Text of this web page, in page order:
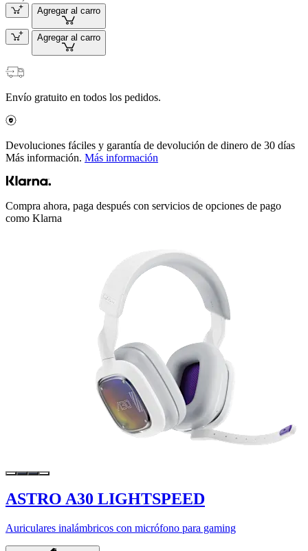
Agregar al carro
Agregar al carro
Envío gratuito en todos los pedidos.
Devoluciones fáciles y garantía de devolución de dinero de 30 días
Más información. Más información
Compra ahora, paga después con servicios de opciones de pago
como Klarna
ASTRO A30 LIGHTSPEED
Auriculares inalámbricos con micrófono para gaming